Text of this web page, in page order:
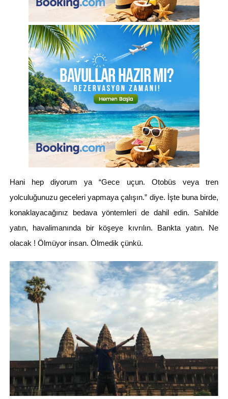
Hani hep diyorum ya “Gece uçun. Otobüs veya tren
yolculuğunuzu geceleri yapmaya çalışın.” diye. İşte buna birde,
konaklayacağınız bedava yöntemleri de dahil edin. Sahilde
yatın, havalimanında bir köşeye kıvrılın. Bankta yatın. Ne
olacak ! Ölmüyor insan. Ölmedik çünkü.